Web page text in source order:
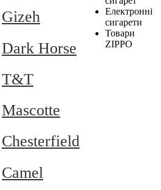
Gizeh
Dark Horse
T&T
Mascotte
Chesterfield
Camel
Електронні
сигарети
Товари
ZIPPO